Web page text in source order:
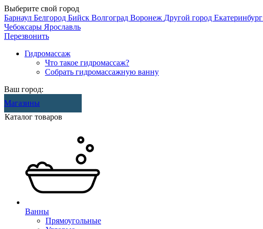
Выберите свой город
Барнаул Белгород Бийск Волгоград Воронеж Другой город Екатеринбург
Чебоксары Ярославль
Перезвонить
Гидромассаж
Что такое гидромассаж?
Собрать гидромассажную ванну
Ваш город:
Магазины
Каталог товаров
Ванны
Прямоугольные